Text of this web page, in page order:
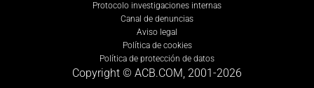
Protocolo investigaciones internas
Canal de denuncias
Aviso legal
Política de cookies
Política de protección de datos
Copyright © ACB.COM, 2001-2026